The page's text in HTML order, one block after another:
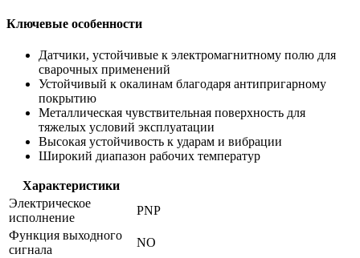
Ключевые особенности
Датчики, устойчивые к электромагнитному полю для
сварочных применений
Устойчивый к окалинам благодаря антипригарному
покрытию
Металлическая чувствительная поверхность для
тяжелых условий эксплуатации
Высокая устойчивость к ударам и вибрации
Широкий диапазон рабочих температур
Характеристики
Электрическое
исполнение
PNP
Функция выходного
сигнала
NO